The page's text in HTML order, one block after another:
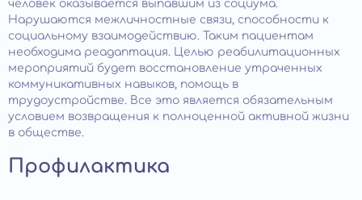
человек оказывается выпавшим из социума.
Нарушаются межличностные связи, способности к
социальному взаимодействию. Таким пациентам
необходима реадаптация. Целью реабилитационных
мероприятий будет восстановление утраченных
коммуникативных навыков, помощь в
трудоустройстве. Все это является обязательным
условием возвращения к полноценной активной жизни
в обществе.
Профилактика